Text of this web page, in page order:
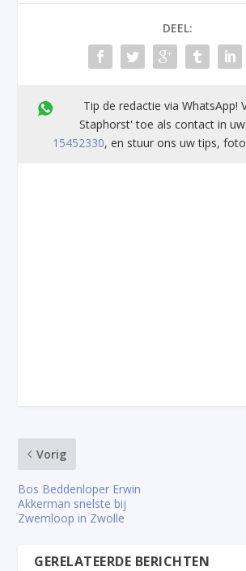
DEEL:
Tip de redactie via WhatsApp!
Staphorst' toe als contact in
15452330, en stuur ons uw tips,
Vorig
Bos Beddenloper Erwin
Akkerman snelste bij
Zwemloop in Zwolle
GERELATEERDE BERICHTEN